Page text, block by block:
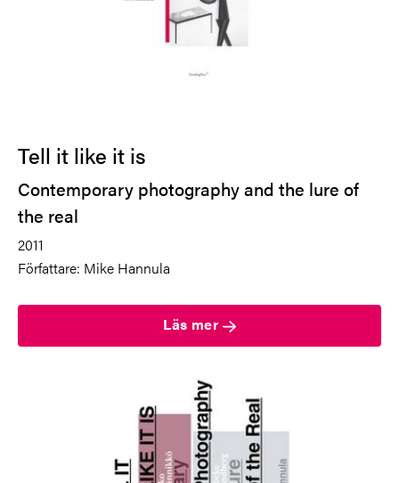
Tell it like it is
Contemporary photography and the lure of
the real
2011
Författare: Mike Hannula
Läs mer